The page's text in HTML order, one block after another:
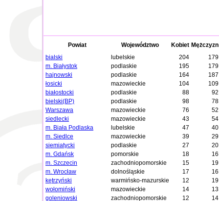
Powiat Województwo Kobiet Mężczyzn
bialski
lubelskie 204
179
m. Białystok
podlaskie 195
179
hajnowski
podlaskie 164
187
łosicki
mazowieckie 104
109
białostocki
podlaskie 88
92
bielski(BP)
podlaskie 98
78
Warszawa
mazowieckie 76
52
siedlecki
mazowieckie 43
54
m. Biała Podlaska
lubelskie 47
40
m. Siedlce
mazowieckie 39
29
siemiatycki
podlaskie 27
20
m. Gdańsk
pomorskie 18
16
m. Szczecin
zachodniopomorskie 15
19
m. Wrocław
dolnośląskie 17
16
kętrzyński
warmińsko-mazurskie 12
19
wołomiński
mazowieckie 14
13
goleniowski
zachodniopomorskie 12
14